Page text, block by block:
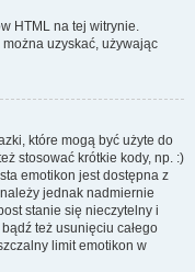
HTML na tej witrynie.
uzyskać, używając
które mogą być użyte do
stosować krótkie kody, np. :)
emotikon jest dostępna z
jednak nadmiernie
stanie się nieczytelny i
też usunięciu całego
limit emotikon w